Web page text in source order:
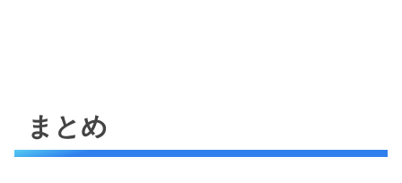
まとめ